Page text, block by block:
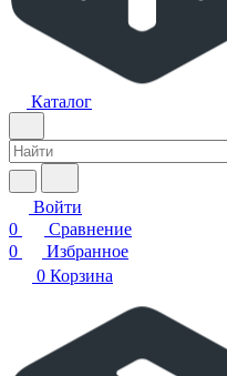
Каталог
Войти
0
Сравнение
0
Избранное
0 Корзина